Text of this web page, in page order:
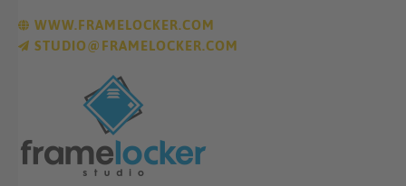
WWW.FRAMELOCKER.COM
STUDIO@FRAMELOCKER.COM